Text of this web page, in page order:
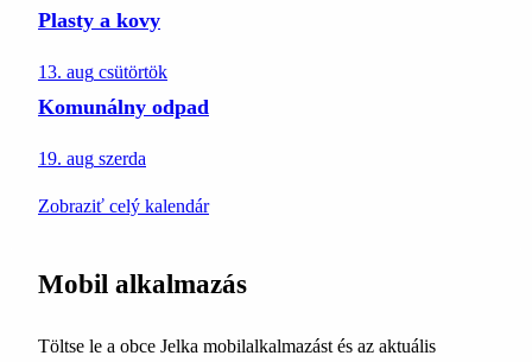
Plasty a kovy
13. aug csütörtök
Komunálny odpad
19. aug szerda
Zobraziť celý kalendár
Mobil alkalmazás
Töltse le a obce Jelka mobilalkalmazást és az aktuális